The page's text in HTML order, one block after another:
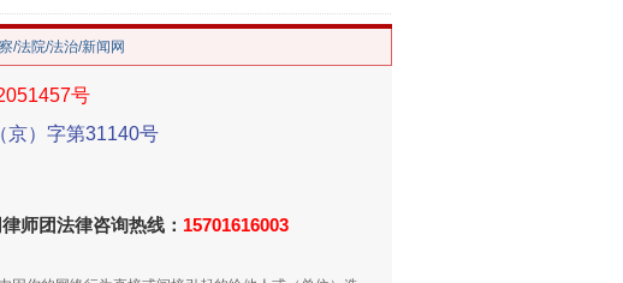
/法院/法治/新闻网
号
京）字第31140号
师团法律咨询热线： 15701616003